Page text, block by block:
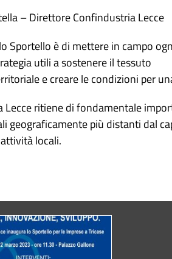
– Direttore Confindustria Lecce
Sportello è di mettere in campo
utili a sostenere il tessuto
e creare le condizioni per
Lecce ritiene di fondamentale
geograficamente più distanti dal
locali.